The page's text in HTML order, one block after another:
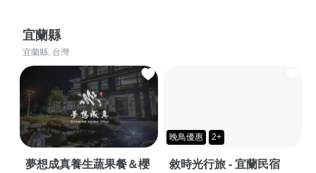
宜蘭縣
宜蘭縣, 台灣
夢想成真養生蔬果餐＆櫻
晚鳥優惠 2+
敘時光行旅 - 宜蘭民宿